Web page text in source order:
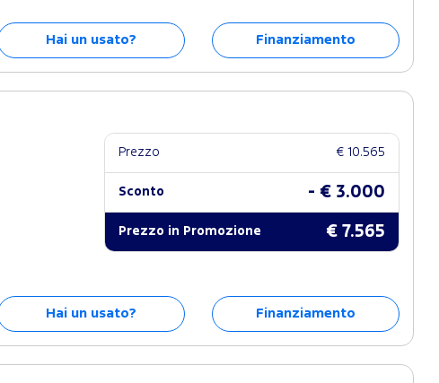
Hai un usato? Finanziamento
Prezzo € 10.565
Sconto - € 3.000
Prezzo in Promozione € 7.565
Hai un usato? Finanziamento